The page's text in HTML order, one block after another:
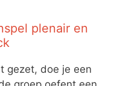
plenair en
gezet, doe je een